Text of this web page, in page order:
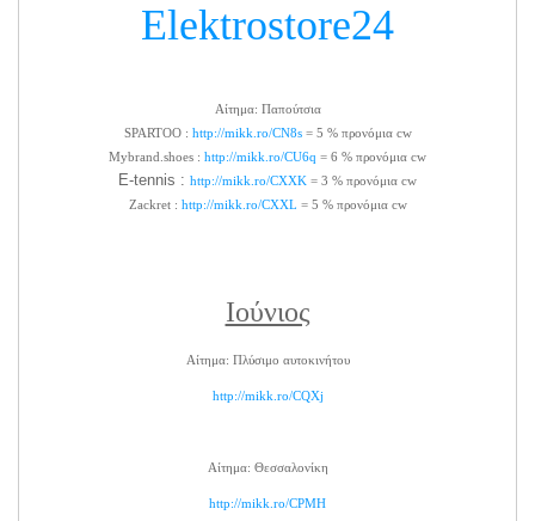
Elektrostore24
Αίτημα: Παπούτσια
SPARTOO : http://mikk.ro/CN8s= 5 % προνόμια cw
Mybrand.shoes : http://mikk.ro/CU6q = 6 % προνόμια cw
E-tennis : http://mikk.ro/CXXK = 3 % προνόμια cw
Zackret : http://mikk.ro/CXXL = 5 % προνόμια cw
Ιούνιος
Αίτημα: Πλύσιμο αυτοκινήτου
http://mikk.ro/CQXj
Αίτημα: Θεσσαλονίκη
http://mikk.ro/CPMH